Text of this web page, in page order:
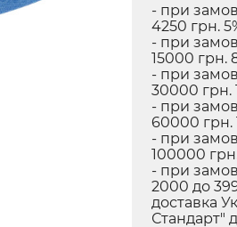
- при
4250 грн.
- при
15000 грн.
- при
30000 грн.
- при
60000 грн.
- при
100000
- при
2000 до
доставка
Стандарт"